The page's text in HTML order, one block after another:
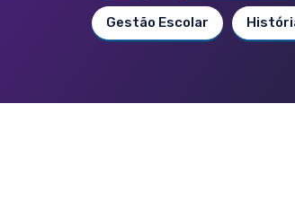
Gestão Escolar